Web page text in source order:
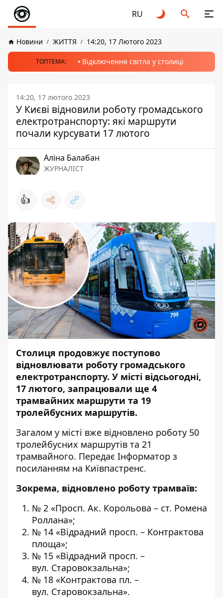
RU
Новини ЖИТТЯ 14:20, 17 Лютого 2023
ТОПТЕМА: Відключення світла у столиці
14:20, 17 лютого 2023
У Києві відновили роботу громадського
електротранспорту: які маршрути
почали курсувати 17 лютого
Аліна Балабан
ЖУРНАЛІСТ
👍
Столиця продовжує поступово
відновлювати роботу громадського
електротранспорту. У місті відсьогодні,
17 лютого, запрацювали ще 4
трамвайних маршрути та 19
тролейбусних маршрутів.
Загалом у місті вже відновлено роботу 50
тролейбусних маршрутів та 21
трамвайного. Передає Інформатор з
посиланням на Київпастренс.
Зокрема, відновлено роботу трамваїв:
№ 2 «Просп. Ак. Корольова – ст. Ромена
Роллана»;
№ 14 «Відрадний просп. – Контрактова
площа»;
№ 15 «Відрадний просп. –
вул. Старовокзальна»;
№ 18 «Контрактова пл. –
вул. Старовокзальна».